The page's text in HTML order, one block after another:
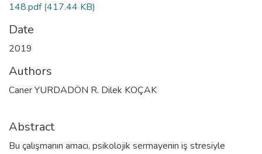
148.pdf(417.44 KB)
Date
2019
Authors
Caner YURDADÖN R. Dilek KOÇAK
Abstract
Bu çalışmanın amacı, psikolojik sermayenin iş stresiyle